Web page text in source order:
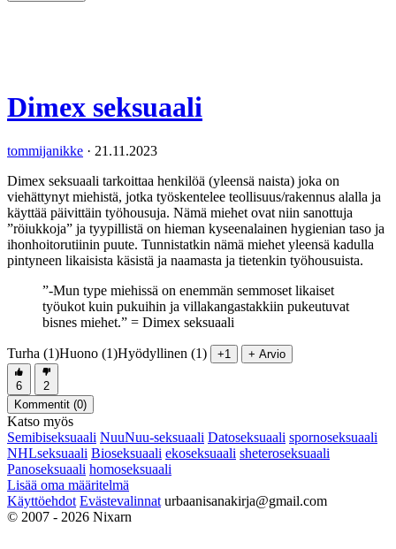
Dimex seksuaali
tommijanikke · 21.11.2023
Dimex seksuaali tarkoittaa henkilöä (yleensä naista) joka on
viehättynyt miehistä, jotka työskentelee teollisuus/rakennus alalla ja
käyttää päivittäin työhousuja. Nämä miehet ovat niin sanottuja
”röiukkoja” ja tyypillistä on hieman kyseenalainen hygienian taso ja
ihonhoitorutiinin puute. Tunnistatkin nämä miehet yleensä kadulla
pintyneen likaisista käsistä ja naamasta ja tietenkin työhousuista.
”-Mun type miehissä on enemmän semmoset likaiset
työukot kuin pukuihin ja villakangastakkiin pukeutuvat
bisnes miehet.” = Dimex seksuaali
Turha (1)Huono (1)Hyödyllinen (1) +1 + Arvio
6
2
Kommentit (0)
Katso myös
Semibiseksuaali NuuNuu-seksuaali Datoseksuaali spornoseksuaali
NHLseksuaali Bioseksuaali ekoseksuaali sheteroseksuaali
Panoseksuaali homoseksuaali
Lisää oma määritelmä
Käyttöehdot Evästevalinnat urbaanisanakirja@gmail.com
© 2007 - 2026 Nixarn